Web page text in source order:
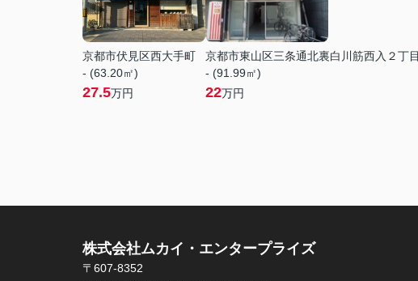
京都市伏見区西大手町
- (63.20㎡)
27.5万円
京都市東山区三条通北裏白川筋西入２丁
- (91.99㎡)
22万円
株式会社ムカイ・エンタープライズ
〒607-8352